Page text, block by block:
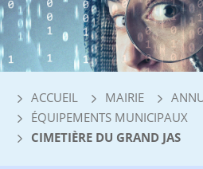
ACCUEIL MAIRIE
ÉQUIPEMENTS MUNICIPAUX
CIMETIÈRE DU GRAND JAS